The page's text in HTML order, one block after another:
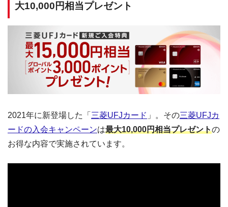
大10,000円相当プレゼント
2021年に新登場した「 三菱UFJカード 」。その三菱UFJカ
ードの入会キャンペーンは最大10,000円相当プレゼントの
お得な内容で実施されています。